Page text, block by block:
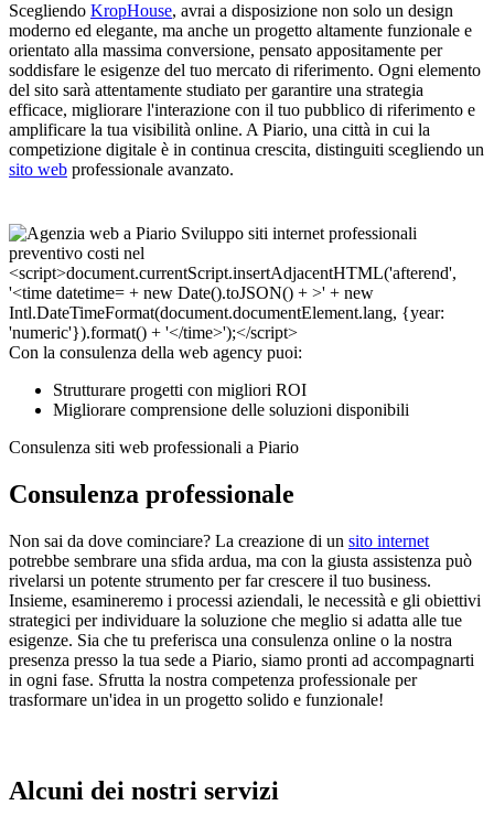
Scegliendo KropHouse, avrai a disposizione non solo un design
moderno ed elegante, ma anche un progetto altamente funzionale e
orientato alla massima conversione, pensato appositamente per
soddisfare le esigenze del tuo mercato di riferimento. Ogni elemento
del sito sarà attentamente studiato per garantire una strategia
efficace, migliorare l'interazione con il tuo pubblico di riferimento e
amplificare la tua visibilità online. A Piario, una città in cui la
competizione digitale è in continua crescita, distinguiti scegliendo un
sito web professionale avanzato.
Con la consulenza della web agency puoi:
Strutturare progetti con migliori ROI
Migliorare comprensione delle soluzioni disponibili
Consulenza siti web professionali a Piario
Consulenza professionale
Non sai da dove cominciare? La creazione di un sito internet
potrebbe sembrare una sfida ardua, ma con la giusta assistenza può
rivelarsi un potente strumento per far crescere il tuo business.
Insieme, esamineremo i processi aziendali, le necessità e gli obiettivi
strategici per individuare la soluzione che meglio si adatta alle tue
esigenze. Sia che tu preferisca una consulenza online o la nostra
presenza presso la tua sede a Piario, siamo pronti ad accompagnarti
in ogni fase. Sfrutta la nostra competenza professionale per
trasformare un'idea in un progetto solido e funzionale!
Alcuni dei nostri servizi